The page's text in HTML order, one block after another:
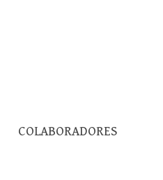
COLABORADORES